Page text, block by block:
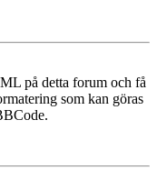
på detta forum och få
som kan göras